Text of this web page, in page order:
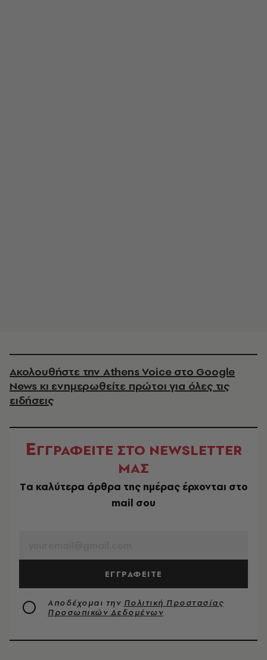
Ακολουθήστε την Athens Voice στο Google
News κι ενημερωθείτε πρώτοι για όλες τις
ειδήσεις
ΕΓΓΡΑΦΕΙΤΕ ΣΤΟ NEWSLETTER
ΜΑΣ
Tα καλύτερα άρθρα της ημέρας έρχονται στο
mail σου
ΕΓΓΡΑΦΕΙΤΕ
Αποδέχομαι την Πολιτική Προστασίας
Προσωπικών Δεδομένων